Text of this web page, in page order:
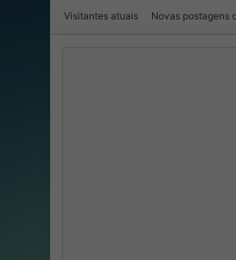
Visitantes atuais Novas postagens